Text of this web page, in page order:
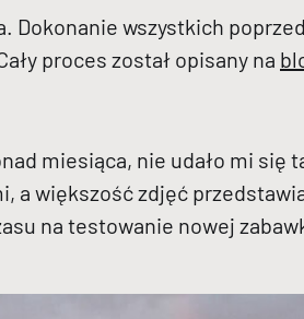
Dokonanie wszystkich
proces został opisany na
miesiąca, nie udało mi się
a większość zdjęć
na testowanie nowej